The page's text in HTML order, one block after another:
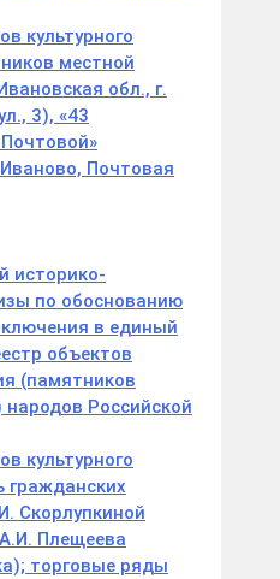
культурного
местной
обл., г.
3), «43
Почтовая
историко-
по обоснованию
в единый
объектов
(памятников
народов Российской
культурного
гражданских
Скорлупкиной
Плещеева
торговые ряды